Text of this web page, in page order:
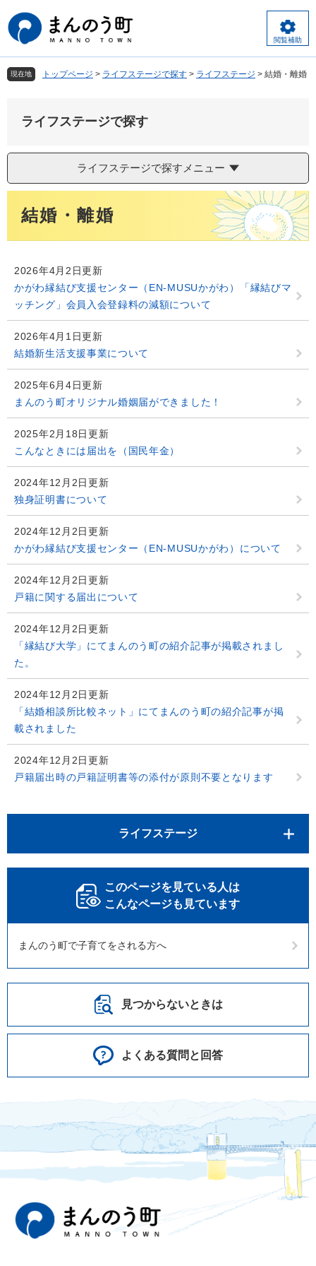
ー
ジ
先
頭
ニ
ュ
を
飛
文
閲覧補助
現在地 トップページ > ライフステージで探す > ライフステージ > 結婚・離婚
ライフステージで探す
ライフステージで探すメニュー
結婚・離婚
2026年4月2日更新
かがわ縁結び支援センター（EN-MUSUかがわ）「縁結びマ
ッチング」会員入会登録料の減額について
2026年4月1日更新
結婚新生活支援事業について
2025年6月4日更新
まんのう町オリジナル婚姻届ができました！
2025年2月18日更新
こんなときには届出を（国民年金）
2024年12月2日更新
独身証明書について
2024年12月2日更新
かがわ縁結び支援センター（EN-MUSUかがわ）について
2024年12月2日更新
戸籍に関する届出について
2024年12月2日更新
「縁結び大学」にてまんのう町の紹介記事が掲載されまし
た。
2024年12月2日更新
「結婚相談所比較ネット」にてまんのう町の紹介記事が掲
載されました
2024年12月2日更新
戸籍届出時の戸籍証明書等の添付が原則不要となります
ライフステージ
このページを見ている人は
こんなページも見ています
まんのう町で子育てをされる方へ
見つからないときは
よくある質問と回答